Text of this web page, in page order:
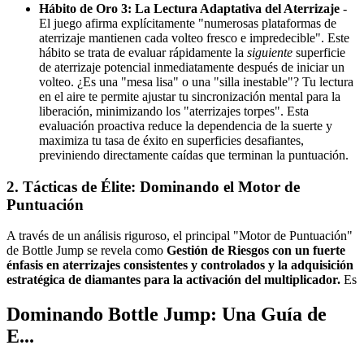
Hábito de Oro 3: La Lectura Adaptativa del Aterrizaje -
El juego afirma explícitamente "numerosas plataformas de
aterrizaje mantienen cada volteo fresco e impredecible". Este
hábito se trata de evaluar rápidamente la siguiente superficie
de aterrizaje potencial inmediatamente después de iniciar un
volteo. ¿Es una "mesa lisa" o una "silla inestable"? Tu lectura
en el aire te permite ajustar tu sincronización mental para la
liberación, minimizando los "aterrizajes torpes". Esta
evaluación proactiva reduce la dependencia de la suerte y
maximiza tu tasa de éxito en superficies desafiantes,
previniendo directamente caídas que terminan la puntuación.
2. Tácticas de Élite: Dominando el Motor de
Puntuación
A través de un análisis riguroso, el principal "Motor de Puntuación"
de Bottle Jump se revela como Gestión de Riesgos con un fuerte
énfasis en aterrizajes consistentes y controlados y la adquisición
estratégica de diamantes para la activación del multiplicador. Es
Dominando Bottle Jump: Una Guía de
E...